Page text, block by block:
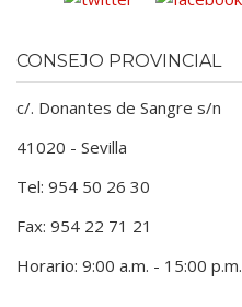
CONSEJO PROVINCIAL
c/. Donantes de Sangre s/n
41020 - Sevilla
Tel: 954 50 26 30
Fax: 954 22 71 21
Horario: 9:00 a.m. - 15:00 p.m.